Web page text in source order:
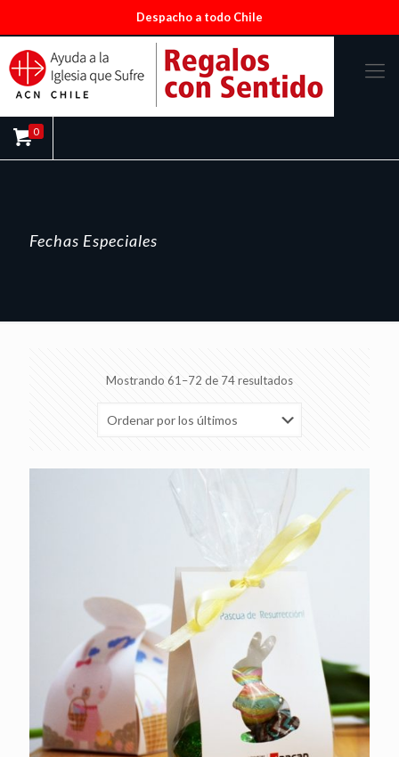
Despacho a todo Chile
0
Fechas Especiales
Mostrando 61–72 de 74 resultadosOrdenado